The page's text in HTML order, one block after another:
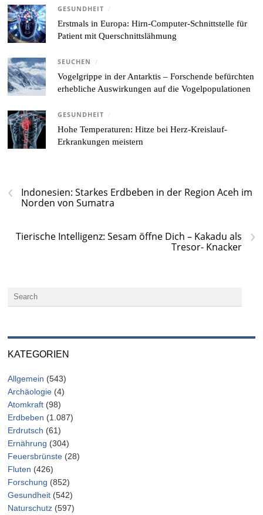
GESUNDHEIT /
Erstmals in Europa: Hirn-Computer-Schnittstelle für
Patient mit Querschnittslähmung
SEUCHEN /
Vogelgrippe in der Antarktis – Forschende befürchten
erhebliche Auswirkungen auf die Vogelpopulationen
GESUNDHEIT /
Hohe Temperaturen: Hitze bei Herz-Kreislauf-
Erkrankungen meistern
‹
Indonesien: Starkes Erdbeben in der Region Aceh im
Norden von Sumatra
›
Tierische Intelligenz: Sesam öffne Dich – Kakadu als
Tresor- Knacker
KATEGORIEN
Allgemein (543)
Archäologie (4)
Atomkraft (98)
Erdbeben (1.087)
Erdrutsch (61)
Ernährung (304)
Feuersbrünste (28)
Fluten (426)
Forschung (852)
Gesundheit (542)
Naturschutz (597)